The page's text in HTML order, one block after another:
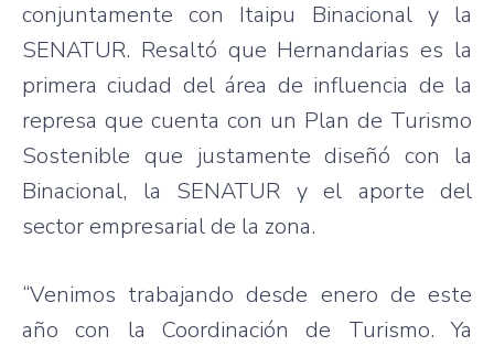
conjuntamente con Itaipu Binacionaly la
SENATUR. Resaltó que Hernandarias es la
primera ciudad delárea de influencia de la
represa que cuenta con un Plan de Turismo
Sostenible que justamente diseñó con la
Binacional, la SENATUR y el aporte del
sectorempresarialde la zona.
“Venimos trabajando desde enero deeste
año con la Coordinación de Turismo.Ya